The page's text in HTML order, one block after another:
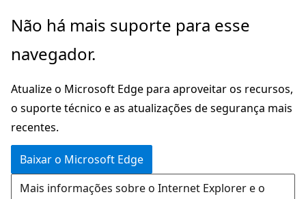
Pular
o
principal
Não há mais suporte para esse
navegador.
Atualize o Microsoft Edge para aproveitar os recursos,
o suporte técnico e as atualizações de segurança mais
recentes.
Baixar o Microsoft Edge
Mais informações sobre o Internet Explorer e o